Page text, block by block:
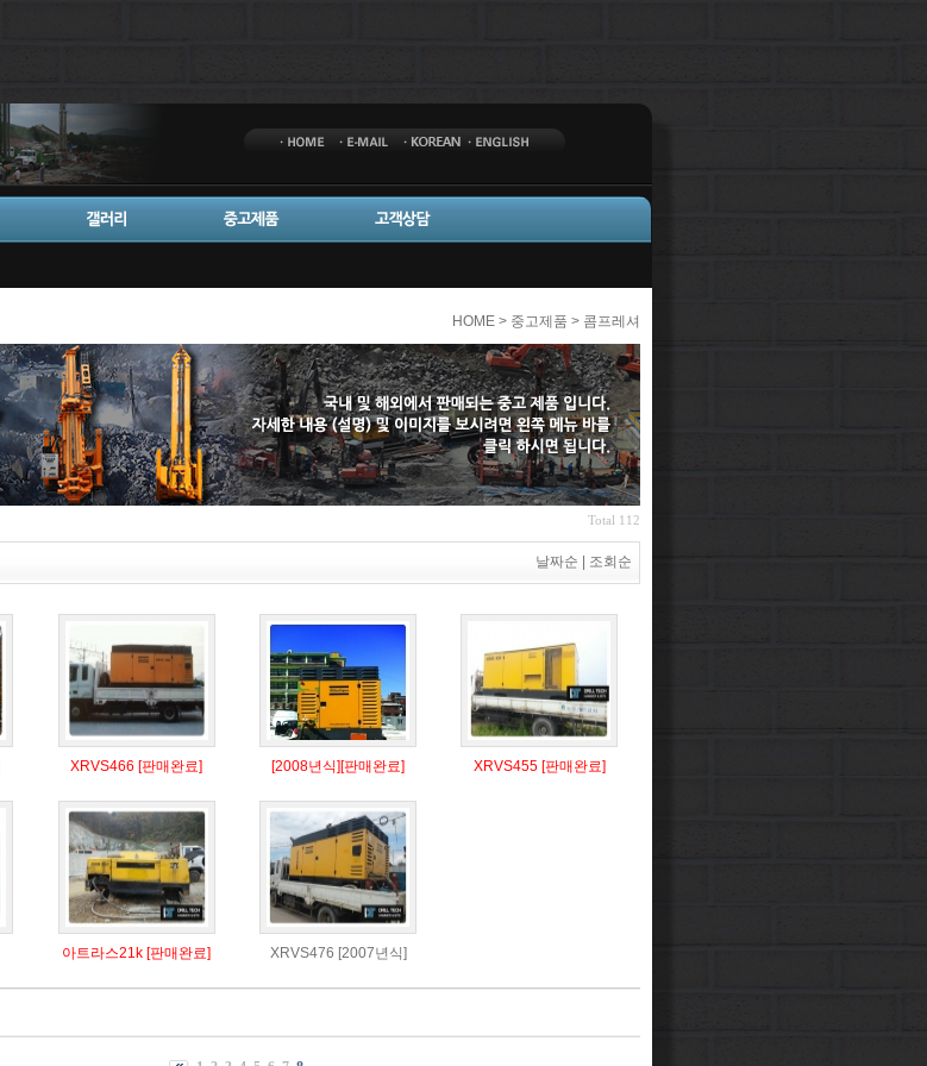
HOME > 중고제품 > 콤프레셔
Total 112
날짜순 조회순
XRVS466 [판매완료] [2008년식][판매완료] XRVS455 [판매완료]
아트라스21k [판매완료] XRVS476 [2007년식]